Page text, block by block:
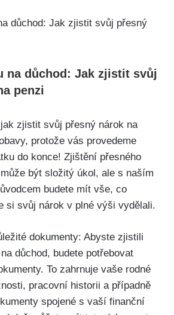
na důchod: Jak zjistit svůj
penzi
zjistit svůj přesný nárok na
protože vás provedeme
do konce! Zjištění přesného
být složitý úkol, ale s naším
budete mít vše, co
si svůj nárok v plné výši vydělali.
dokumenty: Abyste zjistili
důchod, budete potřebovat
To zahrnuje vaše rodné
pracovní historii a případně
spojené s vaší finanční